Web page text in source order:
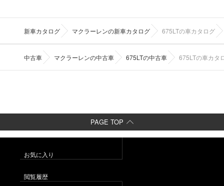
新車カタログ マクラーレンの新車カタログ 675LTの車カタログ
中古車 マクラーレンの中古車 675LTの中古車 675LTの車カタ
PAGE TOP
お気に入り
閲覧履歴